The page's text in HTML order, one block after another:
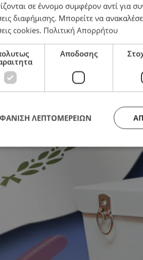
στα κόμματα
σε έννομο συμφέρον αντί για
διαφήμισης. Μπορείτε να
cookies. Πολιτική Απορρήτου
Αποδοσης
ΛΕΠΤΟΜΕΡΕΙΩΝ